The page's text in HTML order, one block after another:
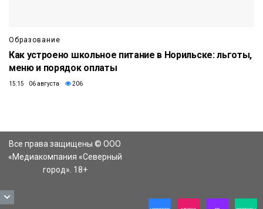
Образование
Как устроено школьное питание в Норильске: льготы,
меню и порядок оплаты
15:15 06 августа 206
Все права защищены © ООО
«Медиакомпания «Северный
город». 18+